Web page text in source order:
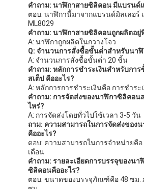
คําถาม: นาฬิกาสายซิลิคอน มีแบรนด์
ตอบ: นาฬิกานี้มาจากแบรนด์มิลเลอร์
ML8029
คําถาม: นาฬิกาสายซิลิคอนถูกผลิตอยู่
A: นาฬิกาถูกผลิตในกวางโจว
Q: จํานวนการสั่งซื้อขั้นต่ําสําหรับนาฬิ
A: จํานวนการสั่งซื้อขั้นต่ํา 20 ชิ้น
คําถาม: หลักการชําระเงินสําหรับกา
สเต็ป คืออะไร?
A: หลักการการชําระเงินคือ การชําร
คําถาม: การจัดส่งของนาฬิกาซิลิคอนส
ไหร่?
A: การจัดส่งโดยทั่วไปใช้เวลา 3-5 วัน
ถาม: ความสามารถในการจัดส่งของ
คืออะไร?
ตอบ: ความสามารถในการจําหน่ายคื
เดือน
คําถาม: รายละเอียดการบรรจุของนา
ซิลิคอนคืออะไร?
ตอบ: ขนาดของบรรจุภัณฑ์คือ 48 ซม.